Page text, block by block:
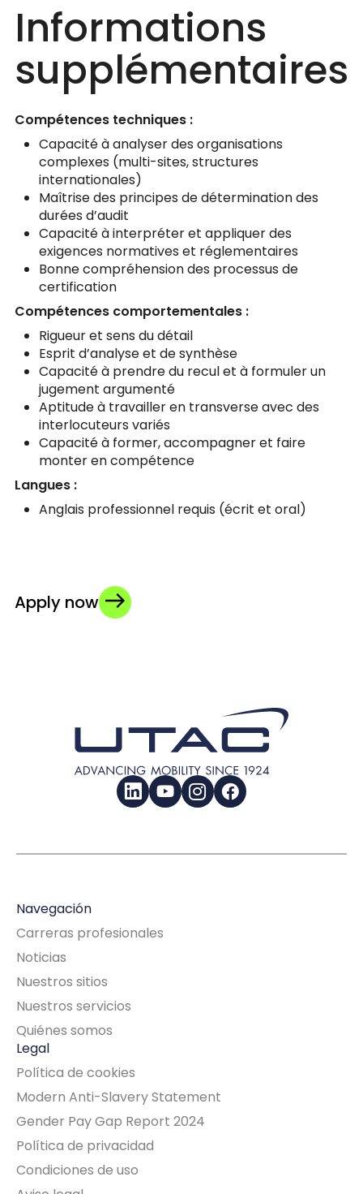
Informations
supplémentaires
Compétences techniques :
Capacité à analyser des organisations
complexes (multi-sites, structures
internationales)
Maîtrise des principes de détermination des
durées d’audit
Capacité à interpréter et appliquer des
exigences normatives et réglementaires
Bonne compréhension des processus de
certification
Compétences comportementales :
Rigueur et sens du détail
Esprit d’analyse et de synthèse
Capacité à prendre du recul et à formuler un
jugement argumenté
Aptitude à travailler en transverse avec des
interlocuteurs variés
Capacité à former, accompagner et faire
monter en compétence
Langues :
Anglais professionnel requis (écrit et oral)
Apply now
LinkedInYouTubeInstagramFacebook
Navegación
Carreras profesionales
Noticias
Nuestros sitios
Nuestros servicios
Quiénes somos
Legal
Política de cookies
Modern Anti-Slavery Statement
Gender Pay Gap Report 2024
Política de privacidad
Condiciones de uso